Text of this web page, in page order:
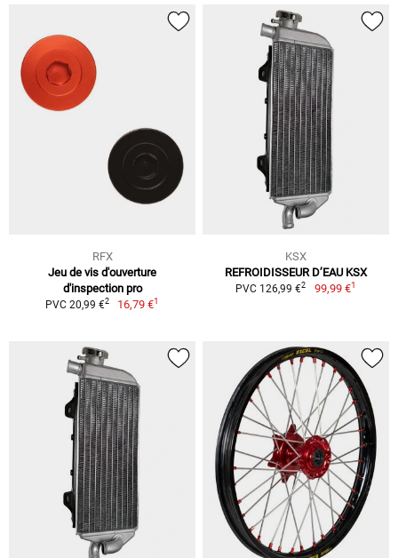
RFX
Jeu de vis d'ouverture
d'inspection pro
PVC 20,99 €2 16,79 €1
KSX
REFROIDISSEUR D’EAU KSX
PVC 126,99 €2 99,99 €1